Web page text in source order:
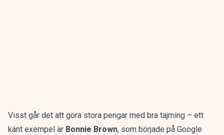
Visst går det att göra stora pengar med bra tajming – ett
känt exempel är Bonnie Brown, som började på Google